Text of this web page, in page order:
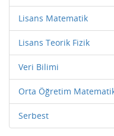
Lisans Matematik
Lisans Teorik Fizik
Veri Bilimi
Orta Öğretim
Serbest